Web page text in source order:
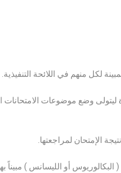
لكل منهم في اللائحة التنفيذية.
وضع موضوعات الامتحانات
الإمتحان لمراجعتها.
أو الليسانس ) مبيناً